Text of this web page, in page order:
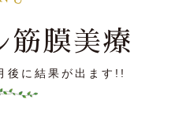
筋膜美療
後に結果が出ます!!️